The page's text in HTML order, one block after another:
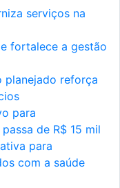
serviços na
fortalece a gestão
planejado reforça
para
de R$ 15 mil
para
com a saúde